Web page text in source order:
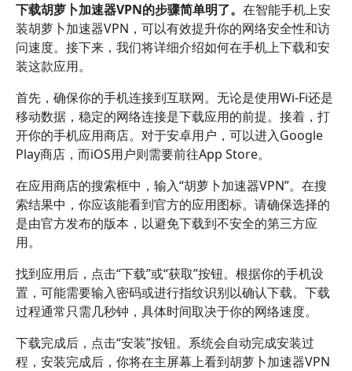
下载胡萝卜加速器VPN的步骤简单明了。 在智能手机上安
装胡萝卜加速器VPN，可以有效提升你的网络安全性和访
问速度。接下来，我们将详细介绍如何在手机上下载和安
装这款应用。
首先，确保你的手机连接到互联网。无论是使用Wi-Fi还是
移动数据，稳定的网络连接是下载应用的前提。接着，打
开你的手机应用商店。对于安卓用户，可以进入Google
Play商店，而iOS用户则需要前往App Store。
在应用商店的搜索框中，输入“胡萝卜加速器VPN”。在搜
索结果中，你应该能看到官方的应用图标。请确保选择的
是由官方发布的版本，以避免下载到不安全的第三方应
用。
找到应用后，点击“下载”或“获取”按钮。根据你的手机设
置，可能需要输入密码或进行指纹识别以确认下载。下载
过程通常只需几秒钟，具体时间取决于你的网络速度。
下载完成后，点击“安装”按钮。系统会自动完成安装过
程，安装完成后，你将在主屏幕上看到胡萝卜加速器VPN